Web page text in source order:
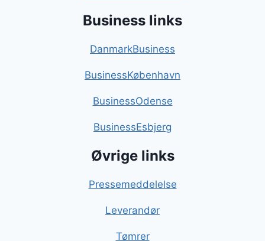
Business links
DanmarkBusiness
BusinessKøbenhavn
BusinessOdense
BusinessEsbjerg
Øvrige links
Pressemeddelelse
Leverandør
Tømrer